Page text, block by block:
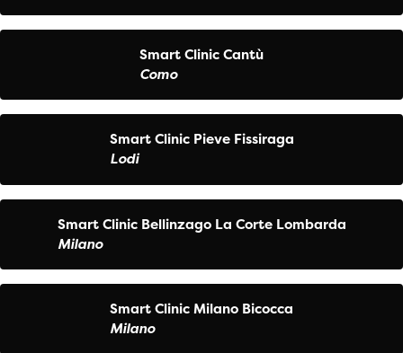
Smart Clinic Cantù
Como
Smart Clinic Pieve Fissiraga
Lodi
Smart Clinic Bellinzago La Corte Lombarda
Milano
Smart Clinic Milano Bicocca
Milano